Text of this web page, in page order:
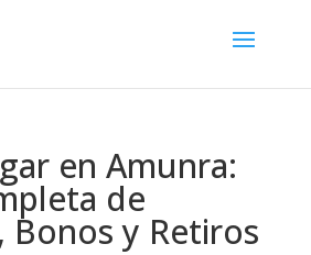
en Amunra:
de
Bonos y Retiros